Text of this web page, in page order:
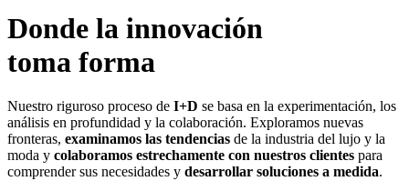
Donde la innovación
toma forma
Nuestro riguroso proceso de I+D se basa en la experimentación, los
análisis en profundidad y la colaboración. Exploramos nuevas
fronteras, examinamos las tendencias de la industria del lujo y la
moda y colaboramos estrechamente con nuestros clientes para
comprender sus necesidades y desarrollar soluciones a medida.